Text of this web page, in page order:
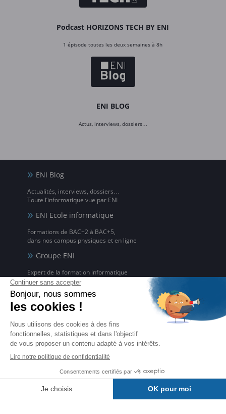
Podcast HORIZONS TECH BY ENI
1 épisode toutes les deux semaines à 8h
ENI BLOG
Actus, interviews, dossiers…
ENI Blog
Actualités, interviews, dossiers…
Toute l’informatique vue par ENI
ENI Ecole informatique
Formations de BAC+2 à BAC+5,
dans nos campus physiques et en ligne
Groupe ENI
Expert de la formation informatique
sous toutes ses formes depuis 1981
ENI Service
Formations avec formateur à l'informatique,
à distance ou en présentiel
Editions ENI Pro
Supports de cours
pour les organismes de formation
ENI elearning
La solution de formation à l'informatique en ligne,